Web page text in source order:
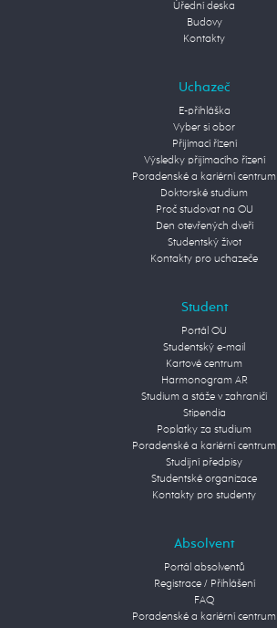
Úřední deska
Budovy
Kontakty
Uchazeč
E-přihláška
Vyber si obor
Přijímací řízení
Výsledky přijímacího řízení
Poradenské a kariérní centrum
Doktorské studium
Proč studovat na OU
Den otevřených dveří
Studentský život
Kontakty pro uchazeče
Student
Portál OU
Studentský e-mail
Kartové centrum
Harmonogram AR
Studium a stáže v zahraničí
Stipendia
Poplatky za studium
Poradenské a kariérní centrum
Studijní předpisy
Studentské organizace
Kontakty pro studenty
Absolvent
Portál absolventů
Registrace / Přihlášení
FAQ
Poradenské a kariérní centrum